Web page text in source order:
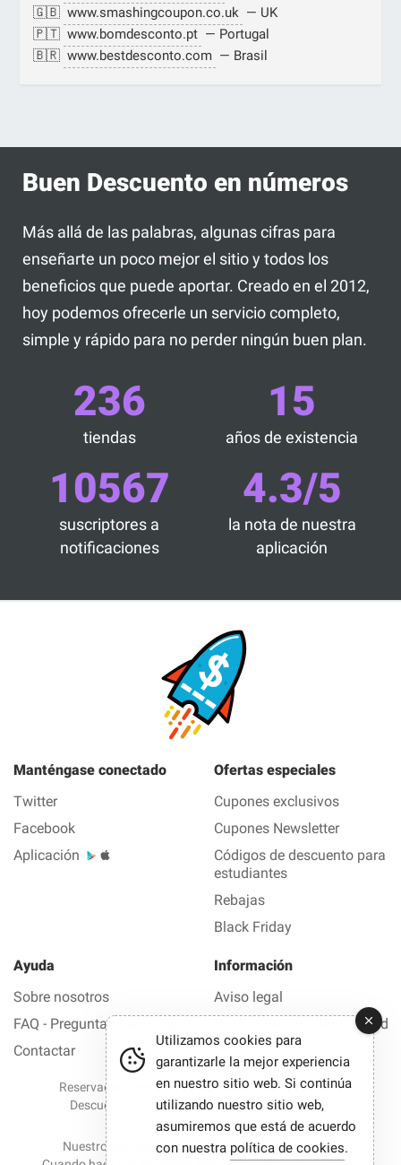
🇬🇧 www.smashingcoupon.co.uk — UK
🇵🇹 www.bomdesconto.pt — Portugal
🇧🇷 www.bestdesconto.com — Brasil
Buen Descuento en números
Más allá de las palabras, algunas cifras para
enseñarte un poco mejor el sitio y todos los
beneficios que puede aportar. Creado en el 2012,
hoy podemos ofrecerle un servicio completo,
simple y rápido para no perder ningún buen plan.
236
tiendas
15
años de existencia
10567
suscriptores a
notificaciones
4.3/5
la nota de nuestra
aplicación
Manténgase conectado
Twitter
Facebook
Aplicación
Ofertas especiales
Cupones exclusivos
Cupones Newsletter
Códigos de descuento para
estudiantes
Rebajas
Black Friday
Ayuda
Sobre nosotros
FAQ - Preguntas frecuentes
Contactar
Información
Aviso legal
Política de confidencialidad
Reservados todos los derechos © 2012-2026 Buen
Descuento — Todas las ofertas y los códigos de
descuento en 1 clic
Nuestro sitio participa en programas de afiliación.
Utilizamos cookies para
garantizarle la mejor experiencia
en nuestro sitio web. Si continúa
utilizando nuestro sitio web,
asumiremos que está de acuerdo
con nuestra política de cookies.